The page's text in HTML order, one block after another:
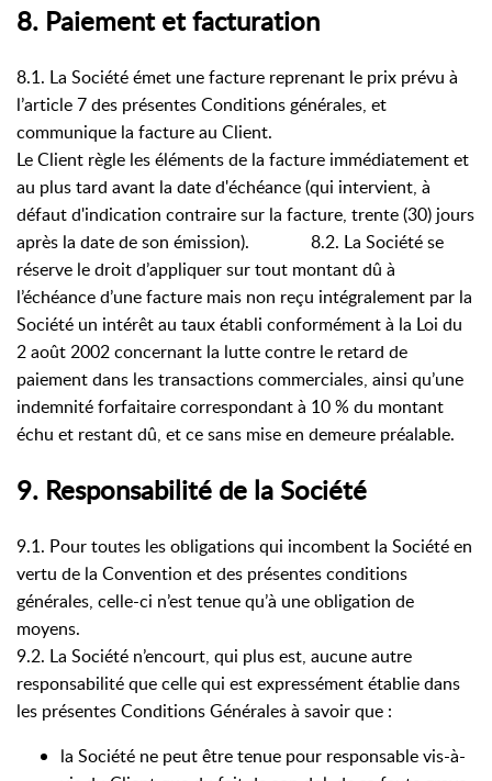
8. Paiement et facturation
8.1. La Société émet une facture reprenant le prix prévu à
l’article 7 des présentes Conditions générales, et
communique la facture au Client.
Le Client règle les éléments de la facture immédiatement et
au plus tard avant la date d'échéance (qui intervient, à
défaut d'indication contraire sur la facture, trente (30) jours
après la date de son émission). 8.2. La Société se
réserve le droit d’appliquer sur tout montant dû à
l’échéance d’une facture mais non reçu intégralement par la
Société un intérêt au taux établi conformément à la Loi du
2 août 2002 concernant la lutte contre le retard de
paiement dans les transactions commerciales, ainsi qu’une
indemnité forfaitaire correspondant à 10 % du montant
échu et restant dû, et ce sans mise en demeure préalable.
9. Responsabilité de la Société
9.1. Pour toutes les obligations qui incombent la Société en
vertu de la Convention et des présentes conditions
générales, celle-ci n’est tenue qu’à une obligation de
moyens.
9.2. La Société n’encourt, qui plus est, aucune autre
responsabilité que celle qui est expressément établie dans
les présentes Conditions Générales à savoir que :
la Société ne peut être tenue pour responsable vis-à-